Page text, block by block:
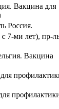
Вакцина для
Россия.
7-ми лет), пр-
Вакцина